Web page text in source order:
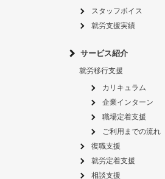
スタッフボイス
就労支援実績
サービス紹介
就労移行支援
カリキュラム
企業インターン
職場定着支援
ご利用までの流れ
復職支援
就労定着支援
相談支援